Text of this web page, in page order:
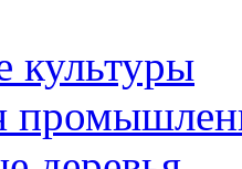
культуры